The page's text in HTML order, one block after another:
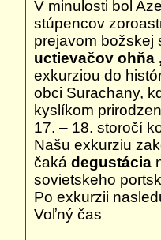
V minulosti bol
stúpencov
prejavom božskej
uctievačov ohňa
exkurziou do
obci Surachany,
kyslíkom
17. – 18. storočí
Našu exkurziu
čaká degustácia
sovietskeho
Po exkurzii
Voľný čas